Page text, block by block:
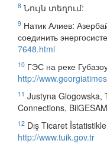
8 Նույն տեղում:
9 Натик Алиев:
соединить
7648.html
10 ГЭС на реке
http://
11 Justyna Glogowska,
Connections,
12 Dış Ticaret
http://www.tuik.gov.tr